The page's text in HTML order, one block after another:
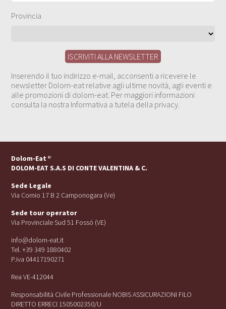
Provincia
Inserendo il tuo indirizzo e-mail, acconsenti a ricevere le
newsletter Dolom-eat relative agli ultime novità, agli eventi e
alle promozioni di dolom-eat. Per maggiori informazioni
consulta la nostra Informativa a tutela della privacy.
Dolom-Eat ®
DOLOM-EAT S.A.S DI CONTE VALENTINA & C.
Sede Legale
Via Cornio 17 B 2 Camponogara (Ve)
Sede tour operator
Via Provinciale Sud 51 Fossó (VE)
info@dolom-eat.it
Tel. +39 349 1880402
P.iva 04417190271
Rea VE-412044
Responsabilità Civile Professionale NOBIS ASSICURAZIONI FILO
DIRETTO ERRECI 1505002350/U